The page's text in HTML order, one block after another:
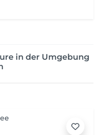
in der Umgebung